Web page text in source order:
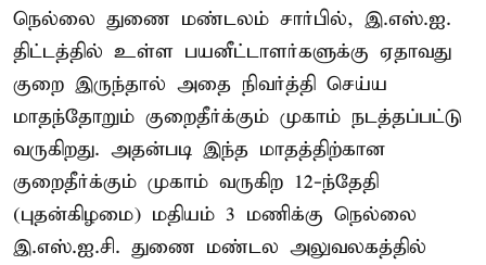
நெல்லை துணை மண்டலம் சார்பில், இ.எஸ்.ஐ.
திட்டத்தில் உள்ள பயனீட்டாளர்களுக்கு ஏதாவது
குறை இருந்தால் அதை நிவர்த்தி செய்ய
மாதந்தோறும் குறைதீர்க்கும் முகாம் நடத்தப்பட்டு
வருகிறது. அதன்படி இந்த மாதத்திற்கான
குறைதீர்க்கும் முகாம் வருகிற 12-ந்தேதி
(புதன்கிழமை) மதியம் 3 மணிக்கு நெல்லை
இ.எஸ்.ஐ.சி. துணை மண்டல அலுவலகத்தில்